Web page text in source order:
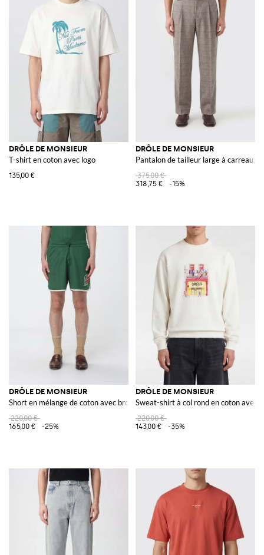
DRÔLE DE MONSIEUR
T-shirt en coton avec logo
135,00 €
DRÔLE DE MONSIEUR
Pantalon de tailleur large à carreaux
375,00 €
318,75 €
-15%
DRÔLE DE MONSIEUR
Short en mélange de coton avec broderie florale
220,00 €
165,00 €
-25%
DRÔLE DE MONSIEUR
Sweat-shirt à col rond en coton avec
220,00 €
143,00 €
-35%